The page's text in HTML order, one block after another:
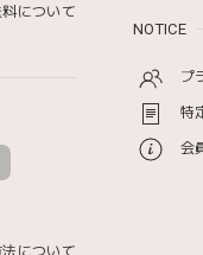
み モナミ ST1524
料について
について
NOTICE
プ
特
会